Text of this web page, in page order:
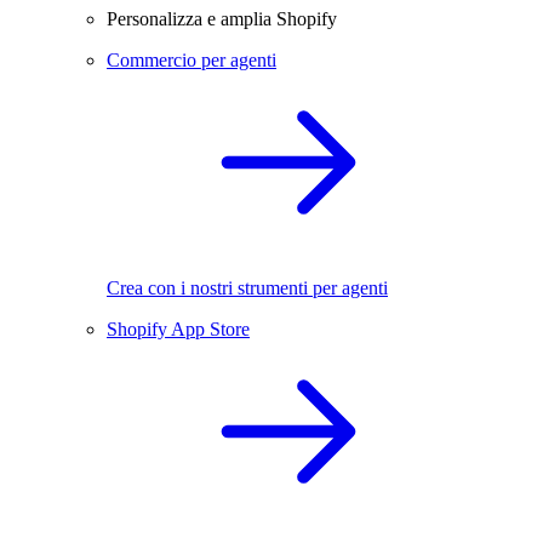
Personalizza e amplia Shopify
Commercio per agenti
Crea con i nostri strumenti per agenti
Shopify App Store